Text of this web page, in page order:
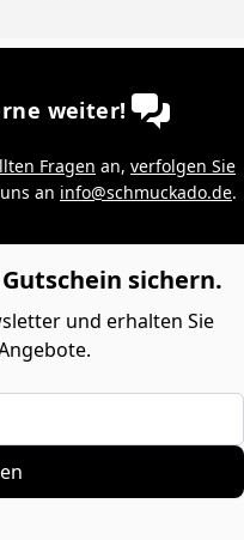
weiter!
Fragen an, verfolgen Sie
an info@schmuckado.de.
sichern.
und erhalten Sie